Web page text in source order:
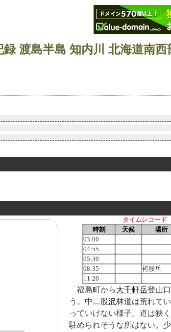
タイムレコード
時刻
天候
場所
03:00
04:55
05:30
08:35
袴腰岳
11:20
福島町から大千軒岳登山
う。中二股沢林道は荒れて
っていけない様子。道は狭
駐められそうな所はない。